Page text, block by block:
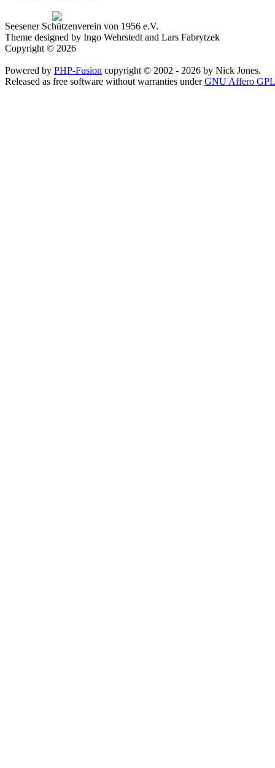
Seesener Schützenverein von 1956 e.V.
Theme designed by Ingo Wehrstedt and Lars Fabrytzek
Copyright © 2026
Powered by PHP-Fusion copyright © 2002 - 2026 by Nick Jones.
Released as free software without warranties underGNU Affero GPL